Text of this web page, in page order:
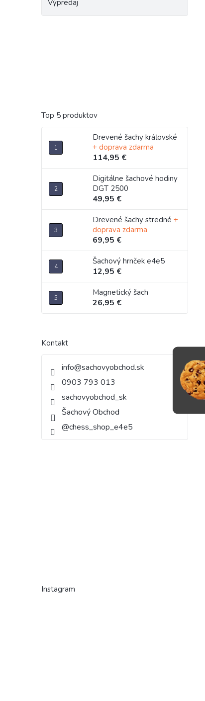
Výpredaj
Top 5 produktov
Drevené šachy kráľovské
+ doprava zdarma
114,95 €
Digitálne šachové hodiny
DGT 2500
49,95 €
Drevené šachy stredné +
doprava zdarma
69,95 €
Šachový hrnček e4e5
12,95 €
Magnetický šach
26,95 €
Kontakt
info@sachovyobchod.sk
0903 793 013
sachovyobchod_sk
Šachový Obchod
@chess_shop_e4e5
Instagram